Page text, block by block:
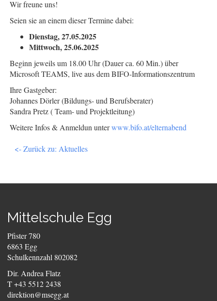
Wir freune uns!
Seien sie an einem dieser Termine dabei:
Dienstag, 27.05.2025
Mittwoch, 25.06.2025
Beginn jeweils um 18.00 Uhr (Dauer ca. 60 Min.) über
Microsoft TEAMS, live aus dem BIFO-Informationszentrum
Ihre Gastgeber:
Johannes Dörler (Bildungs- und Berufsberater)
Sandra Pretz ( Team- und Projektleitung)
Weitere Infos & Anmeldun unterwww.bifo.at/elternabend
<- Zurück zu: Aktuelles
Mittelschule Egg
Pfister 780
6863 Egg
Schulkennzahl 802082
Dir. Andrea Flatz
T +43 5512 2438
direktion@msegg.at